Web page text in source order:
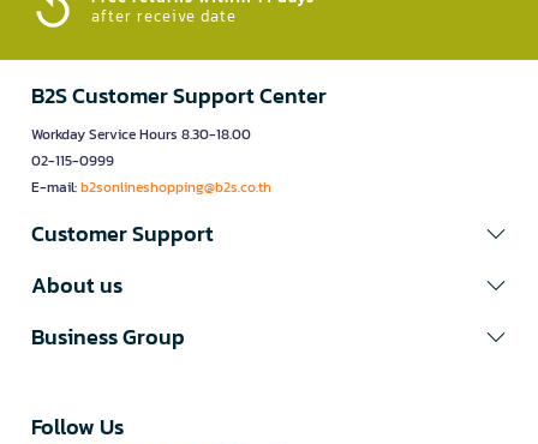
after receive date
B2S Customer Support Center
Workday Service Hours 8.30-18.00
02-115-0999
E-mail:b2sonlineshopping@b2s.co.th
Customer Support
About us
Business Group
Follow Us​